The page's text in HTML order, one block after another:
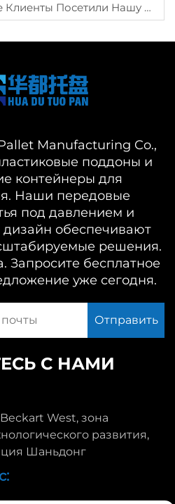
Компанию Для Обсуждения Сотрудничества В Области Разработки Новой Продукции.
Manufacturing Co.,
поддоны и
контейнеры для
Наши передовые
под давлением и
обеспечивают
решения.
Запросите бесплатное
уже сегодня.
С НАМИ
West, зона
развития,
Шаньдонг